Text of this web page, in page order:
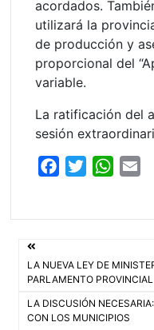
acordados.
utilizará la
de producción y
proporcional del
variable.
La ratificación del
sesión
o
k
e
W
A
p
Navegación
de
entradas
LA NUEVA LEY DE
PARLAMENTO PROVINCIAL
LA DISCUSIÓN
CON LOS MUNICIPIOS